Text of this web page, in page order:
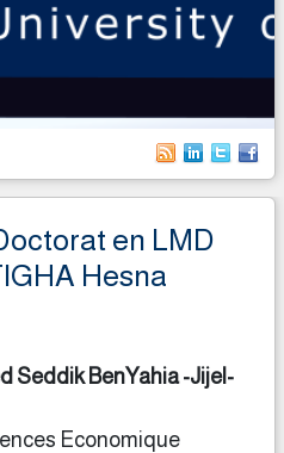
en LMD
Hesna
Seddik BenYahia -Jijel-
Economique